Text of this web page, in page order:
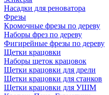
Насадки для реноватора
Фрезы
Кромочные фрезы по дереву
Наборы фрез по дереву
Фигирейные фрезы по дереву
Щетки крацовки
Наборы щеток крацовок
Щетки крацовки для дрели
Щетки крацовки для станков
Щетки крацовки для УШМ